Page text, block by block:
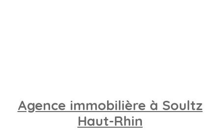
Agence immobilière à Soultz
Haut-Rhin